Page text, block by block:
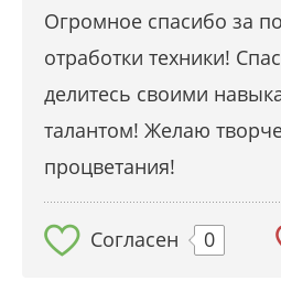
Огромное спасибо за
отработки техники!
делитесь своими
талантом! Желаю
процветания!
Согласен 0